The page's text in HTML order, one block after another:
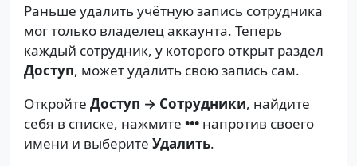
Раньше удалить учётную запись сотрудника
мог только владелец аккаунта. Теперь
каждый сотрудник, у которого открыт раздел
Доступ, может удалить свою запись сам.
Откройте Доступ → Сотрудники, найдите
себя в списке, нажмите •••напротив своего
имени и выберите Удалить.